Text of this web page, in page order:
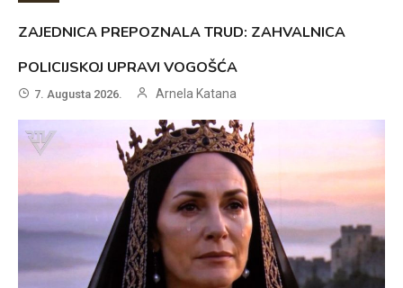
ZAJEDNICA PREPOZNALA TRUD: ZAHVALNICA
POLICIJSKOJ UPRAVI VOGOŠĆA
7. Augusta 2026. Arnela Katana